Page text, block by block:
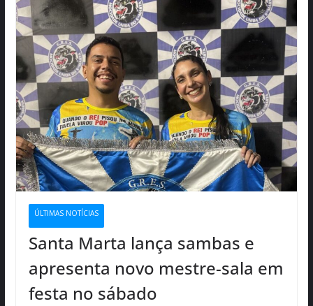
ÚLTIMAS NOTÍCIAS
Santa Marta lança sambas e
apresenta novo mestre-sala em
festa no sábado